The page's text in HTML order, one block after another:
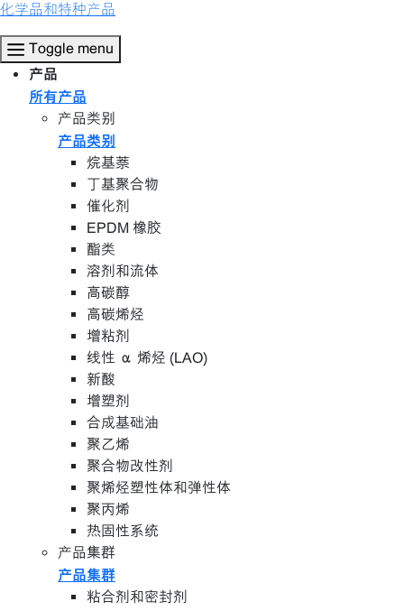
化学品和特种产品
Toggle menu
产品
所有产品
产品类别
产品类别
烷基萘
丁基聚合物
催化剂
EPDM 橡胶
酯类
溶剂和流体
高碳醇
高碳烯烃
增粘剂
线性 α 烯烃 (LAO)
新酸
增塑剂
合成基础油
聚乙烯
聚合物改性剂
聚烯烃塑性体和弹性体
聚丙烯
热固性系统
产品集群
产品集群
粘合剂和密封剂